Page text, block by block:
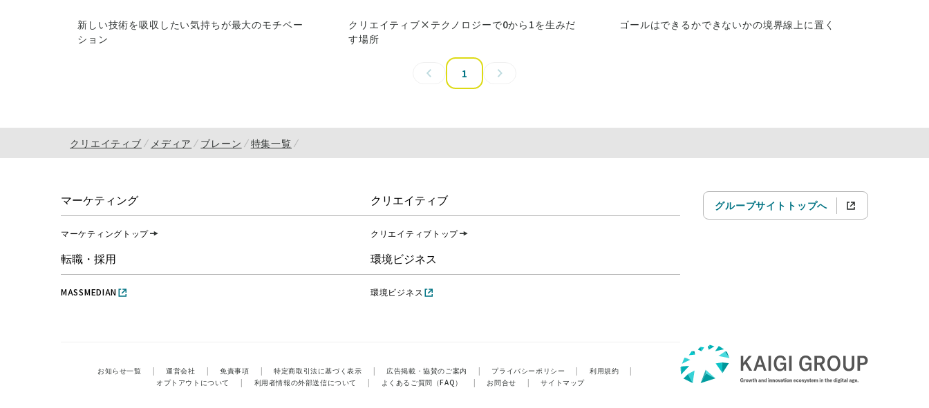
新しい技術を吸収したい気持ちが最大のモチベー
ション
クリエイティブ×テクノロジーで0から1を生みだ
す場所
ゴールはできるかできないかの境界線上に置く
1
クリエイティブ メディア ブレーン 特集一覧
マーケティング
マーケティングトップ
クリエイティブ
クリエイティブトップ
転職・採用
MASSMEDIAN
環境ビジネス
環境ビジネス
お知らせ一覧 | 運営会社 | 免責事項 | 特定商取引法に基づく表示 | 広告掲載・協賛のご案内 | プライバシーポリシー | 利用規約
|
オプトアウトについて
| 利用者情報の外部送信について | よくあるご質問（FAQ） | お問合せ | サイトマップ
グループサイトトップへ